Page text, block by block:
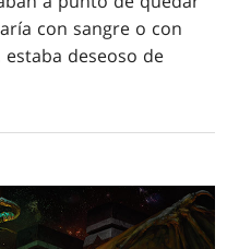
con sangre o con
deseoso de